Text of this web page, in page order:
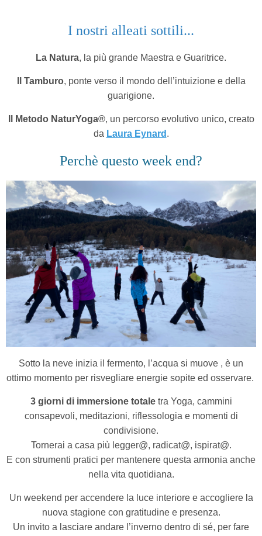
I nostri alleati sottili...
La Natura, la più grande Maestra e Guaritrice.
Il Tamburo, ponte verso il mondo dell’intuizione e della
guarigione.
Il Metodo NaturYoga®, un percorso evolutivo unico, creato
da Laura Eynard .
Perchè questo week end?
Sotto la neve inizia il fermento, l’acqua si muove , è un
ottimo momento per risvegliare energie sopite ed osservare.
3 giorni di immersione totaletra Yoga, cammini
consapevoli, meditazioni, riflessologia e momenti di
condivisione.
Tornerai a casa più legger@, radicat@, ispirat@.
E con strumenti pratici per mantenere questa armonia anche
nella vita quotidiana.
Un weekend per accendere la luce interiore e accogliere la
nuova stagione con gratitudine e presenza.
Un invito a lasciare andare l’inverno dentro di sé, per fare